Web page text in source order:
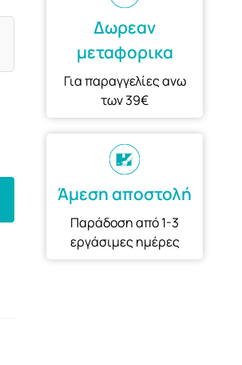
Δωρεαν
μεταφορικα
Για παραγγελίες ανω
των 39€
Άμεση αποστολή
Παράδοση από 1-3
εργάσιμες ημέρες